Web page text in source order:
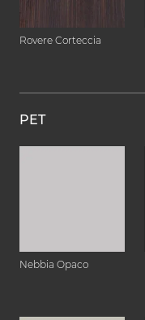
Rovere Corteccia
PET
Nebbia Opaco